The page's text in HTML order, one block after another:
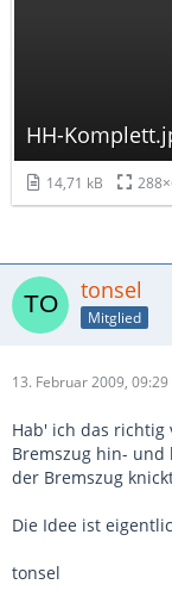
HH-
14,71 kB
tonsel
Mitglied
13. Februar 2009, 09:29
Hab' ich das
Bremszug hin- und
der Bremszug
Die Idee ist
tonsel